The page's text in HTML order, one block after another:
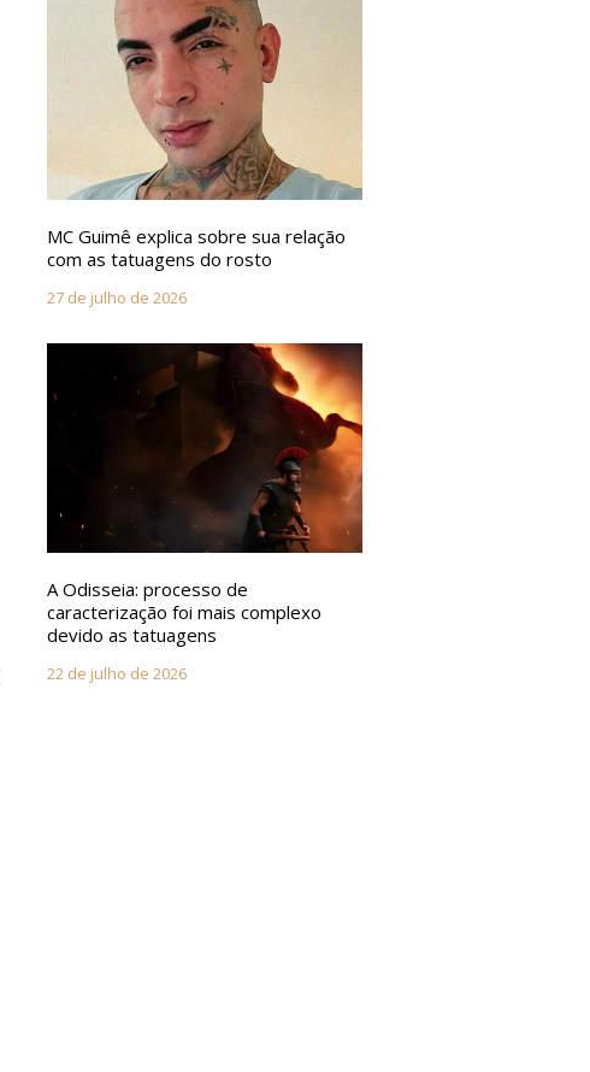
MC Guimê explica sobre sua relação
com as tatuagens do rosto
27 de julho de 2026
A Odisseia: processo de
caracterização foi mais complexo
devido as tatuagens
22 de julho de 2026